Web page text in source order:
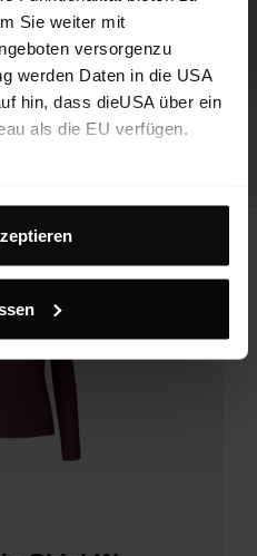
Sie weiter mit
versorgenzu
werden Daten in die USA
hin, dass dieUSA über ein
als die EU verfügen.